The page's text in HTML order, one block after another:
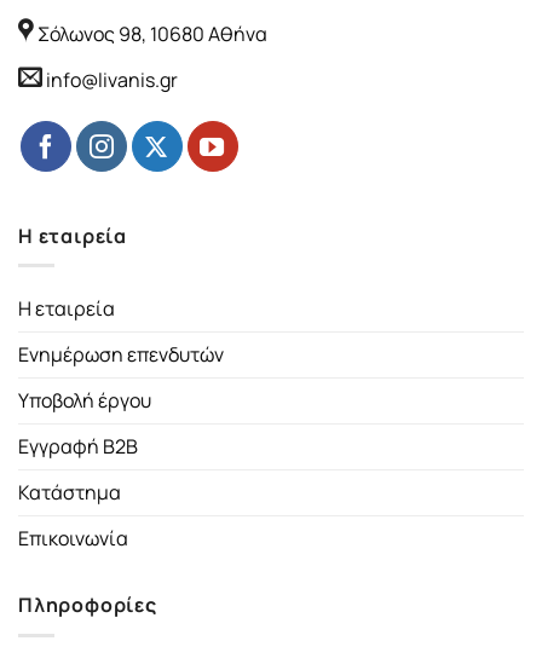
Σόλωνος 98, 10680 Αθήνα
info@livanis.gr
Η εταιρεία
Η εταιρεία
Ενημέρωση επενδυτών
Υποβολή έργου
Εγγραφή B2B
Κατάστημα
Επικοινωνία
Πληροφορίες